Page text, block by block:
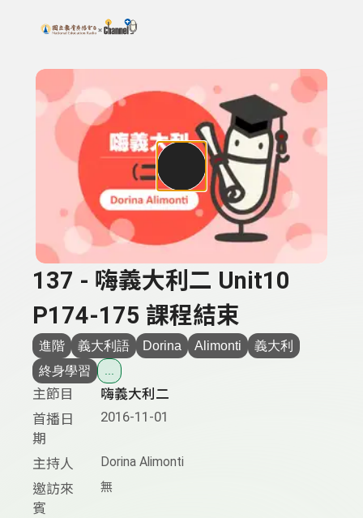
上方功能區塊
搜尋關鍵字：可輸入節目名稱、主持人或關鍵字
137 - 嗨義大利二 Unit10
P174-175 課程結束
進階 義大利語 Dorina Alimonti
義大利
終身學習
...
主節目
嗨義大利二
首播日
期
2016-11-01
主持人 Dorina Alimonti
邀訪來
賓
無